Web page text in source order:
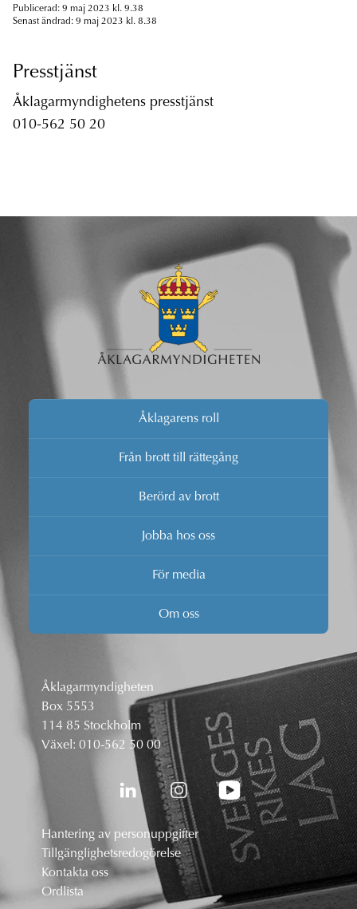
Publicerad: 9 maj 2023 kl. 9.38
Senast ändrad: 9 maj 2023 kl. 8.38
Presstjänst
Åklagarmyndighetens presstjänst
010-562 50 20
Åklagarens roll
Från brott till rättegång
Berörd av brott
Jobba hos oss
För media
Om oss
Åklagarmyndigheten
Box 5553
114 85 Stockholm
Växel: 010-562 50 00
Hantering av personuppgifter
Tillgänglighetsredogörelse
Kontakta oss
Ordlista